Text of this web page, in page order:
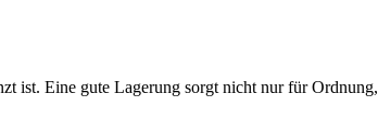
ist. Eine gute Lagerung sorgt nicht nur für